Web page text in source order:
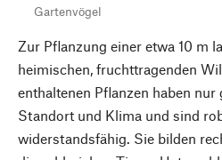
Gartenvögel
Zur Pflanzung einer etwa 10 m
heimischen, fruchttragenden
enthaltenen Pflanzen haben
Standort und Klima und sind
widerstandsfähig. Sie bilden